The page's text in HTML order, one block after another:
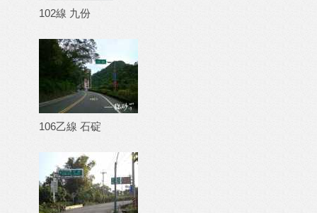
102線 九份
106乙線 石碇